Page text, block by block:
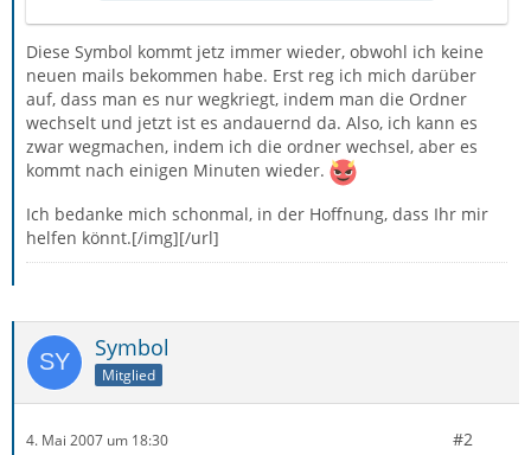
Diese Symbol kommt jetz immer wieder, obwohl ich keine
neuen mails bekommen habe. Erst reg ich mich darüber
auf, dass man es nur wegkriegt, indem man die Ordner
wechselt und jetzt ist es andauernd da. Also, ich kann es
zwar wegmachen, indem ich die ordner wechsel, aber es
kommt nach einigen Minuten wieder.
Ich bedanke mich schonmal, in der Hoffnung, dass Ihr mir
helfen könnt.[/img][/url]
Symbol
Mitglied
4. Mai 2007 um 18:30 #2